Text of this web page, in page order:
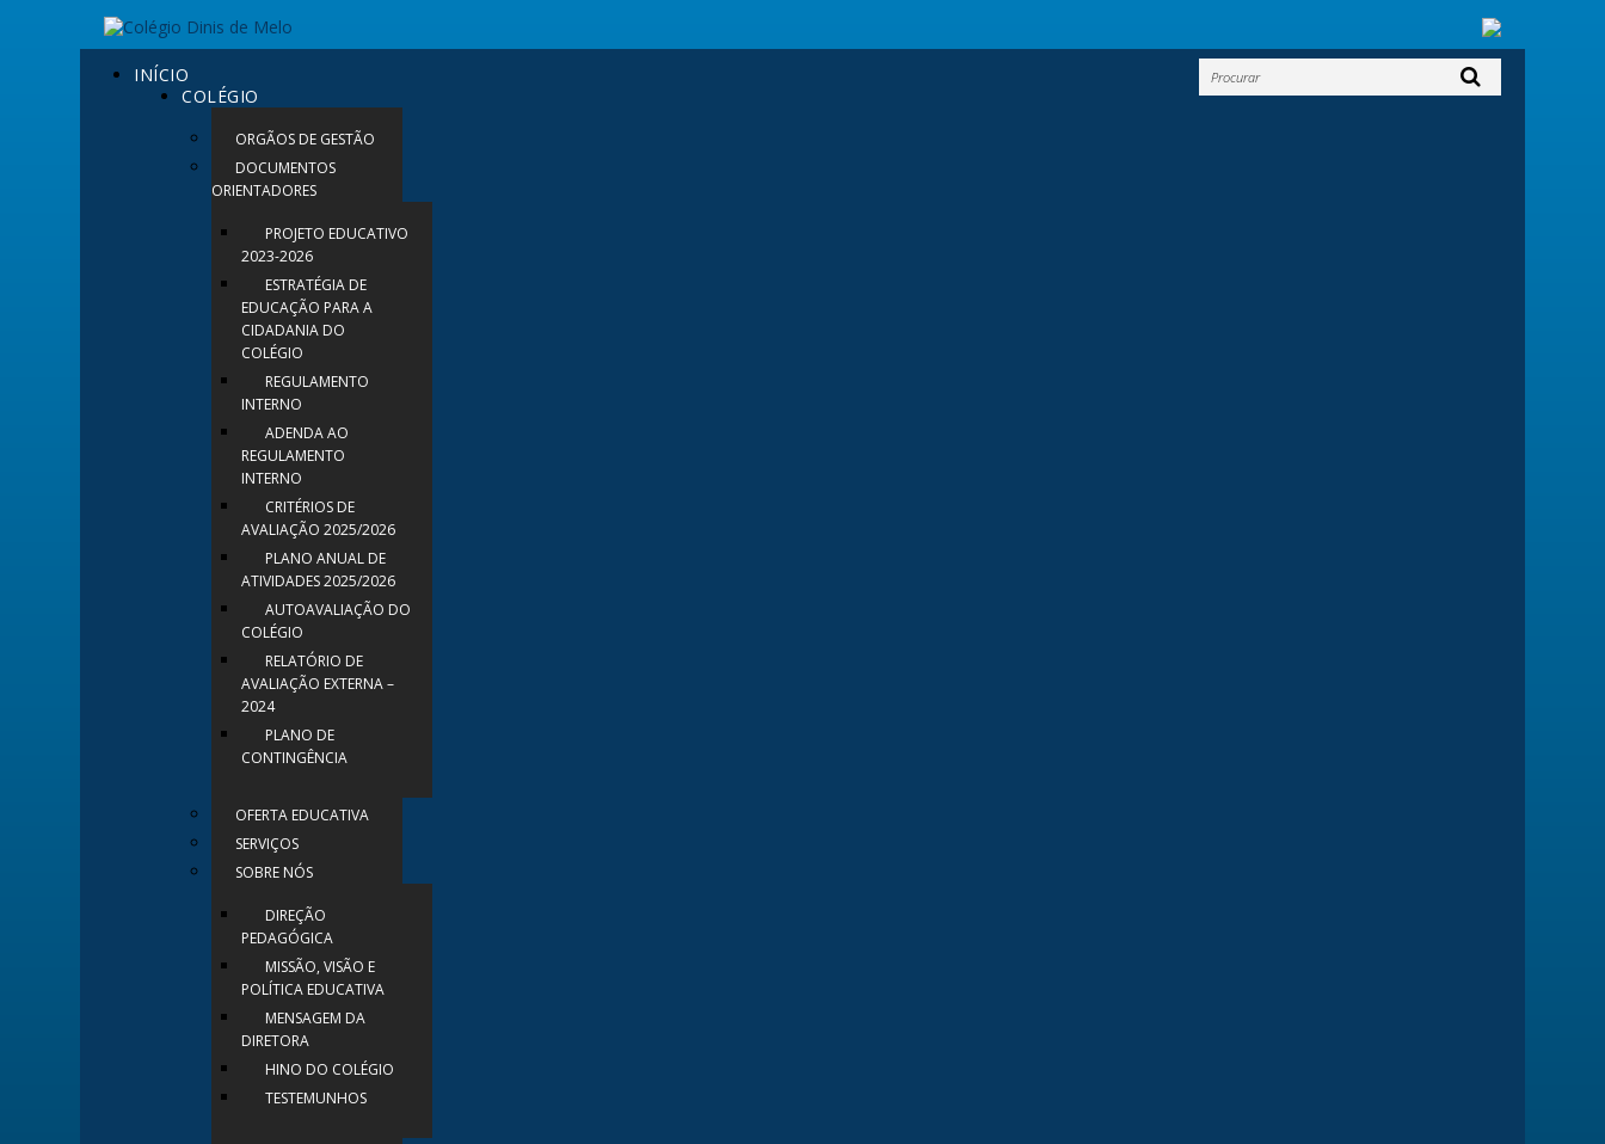
INÍCIO
COLÉGIO
ORGÃOS DE GESTÃO
DOCUMENTOS
ORIENTADORES
PROJETO EDUCATIVO
2023-2026
ESTRATÉGIA DE
EDUCAÇÃO PARA A
CIDADANIA DO
COLÉGIO
REGULAMENTO
INTERNO
ADENDA AO
REGULAMENTO
INTERNO
CRITÉRIOS DE
AVALIAÇÃO 2025/2026
PLANO ANUAL DE
ATIVIDADES 2025/2026
AUTOAVALIAÇÃO DO
COLÉGIO
RELATÓRIO DE
AVALIAÇÃO EXTERNA –
2024
PLANO DE
CONTINGÊNCIA
OFERTA EDUCATIVA
SERVIÇOS
SOBRE NÓS
DIREÇÃO
PEDAGÓGICA
MISSÃO, VISÃO E
POLÍTICA EDUCATIVA
MENSAGEM DA
DIRETORA
HINO DO COLÉGIO
TESTEMUNHOS